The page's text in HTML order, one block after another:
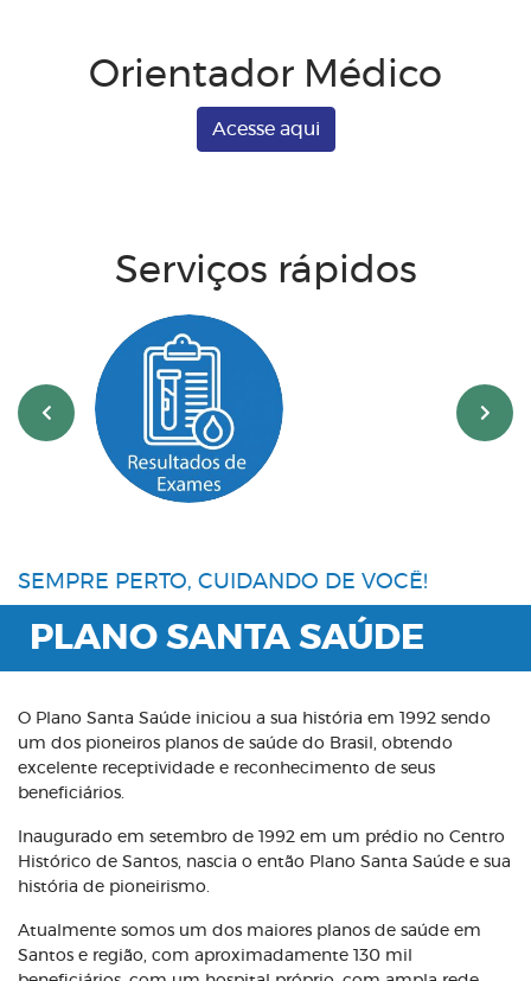
Orientador Médico
Acesse aqui
Serviços rápidos
‹ ›
SEMPRE PERTO, CUIDANDO DE VOCÊ!
PLANO SANTA SAÚDE
O Plano Santa Saúde iniciou a sua história em 1992 sendo
um dos pioneiros planos de saúde do Brasil, obtendo
excelente receptividade e reconhecimento de seus
beneficiários.
Inaugurado em setembro de 1992 em um prédio no Centro
Histórico de Santos, nascia o então Plano Santa Saúde e sua
história de pioneirismo.
Atualmente somos um dos maiores planos de saúde em
Santos e região, com aproximadamente 130 mil